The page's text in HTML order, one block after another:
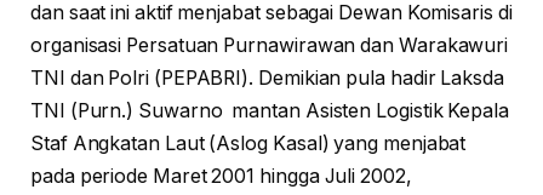
dan saat ini aktif menjabat sebagai Dewan Komisaris di
organisasi Persatuan Purnawirawan dan Warakawuri
TNI dan Polri (PEPABRI). Demikian pula hadir Laksda
TNI (Purn.) Suwarno mantan Asisten Logistik Kepala
Staf Angkatan Laut (Aslog Kasal) yang menjabat
pada periode Maret 2001 hingga Juli 2002,